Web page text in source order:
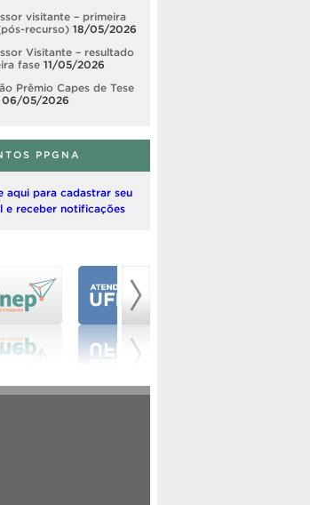
visitante – primeira
recurso) 18/05/2026
Visitante – resultado
fase 11/05/2026
Prêmio Capes de Tese
06/05/2026
PPGNA
aqui para cadastrar seu
e receber notificações